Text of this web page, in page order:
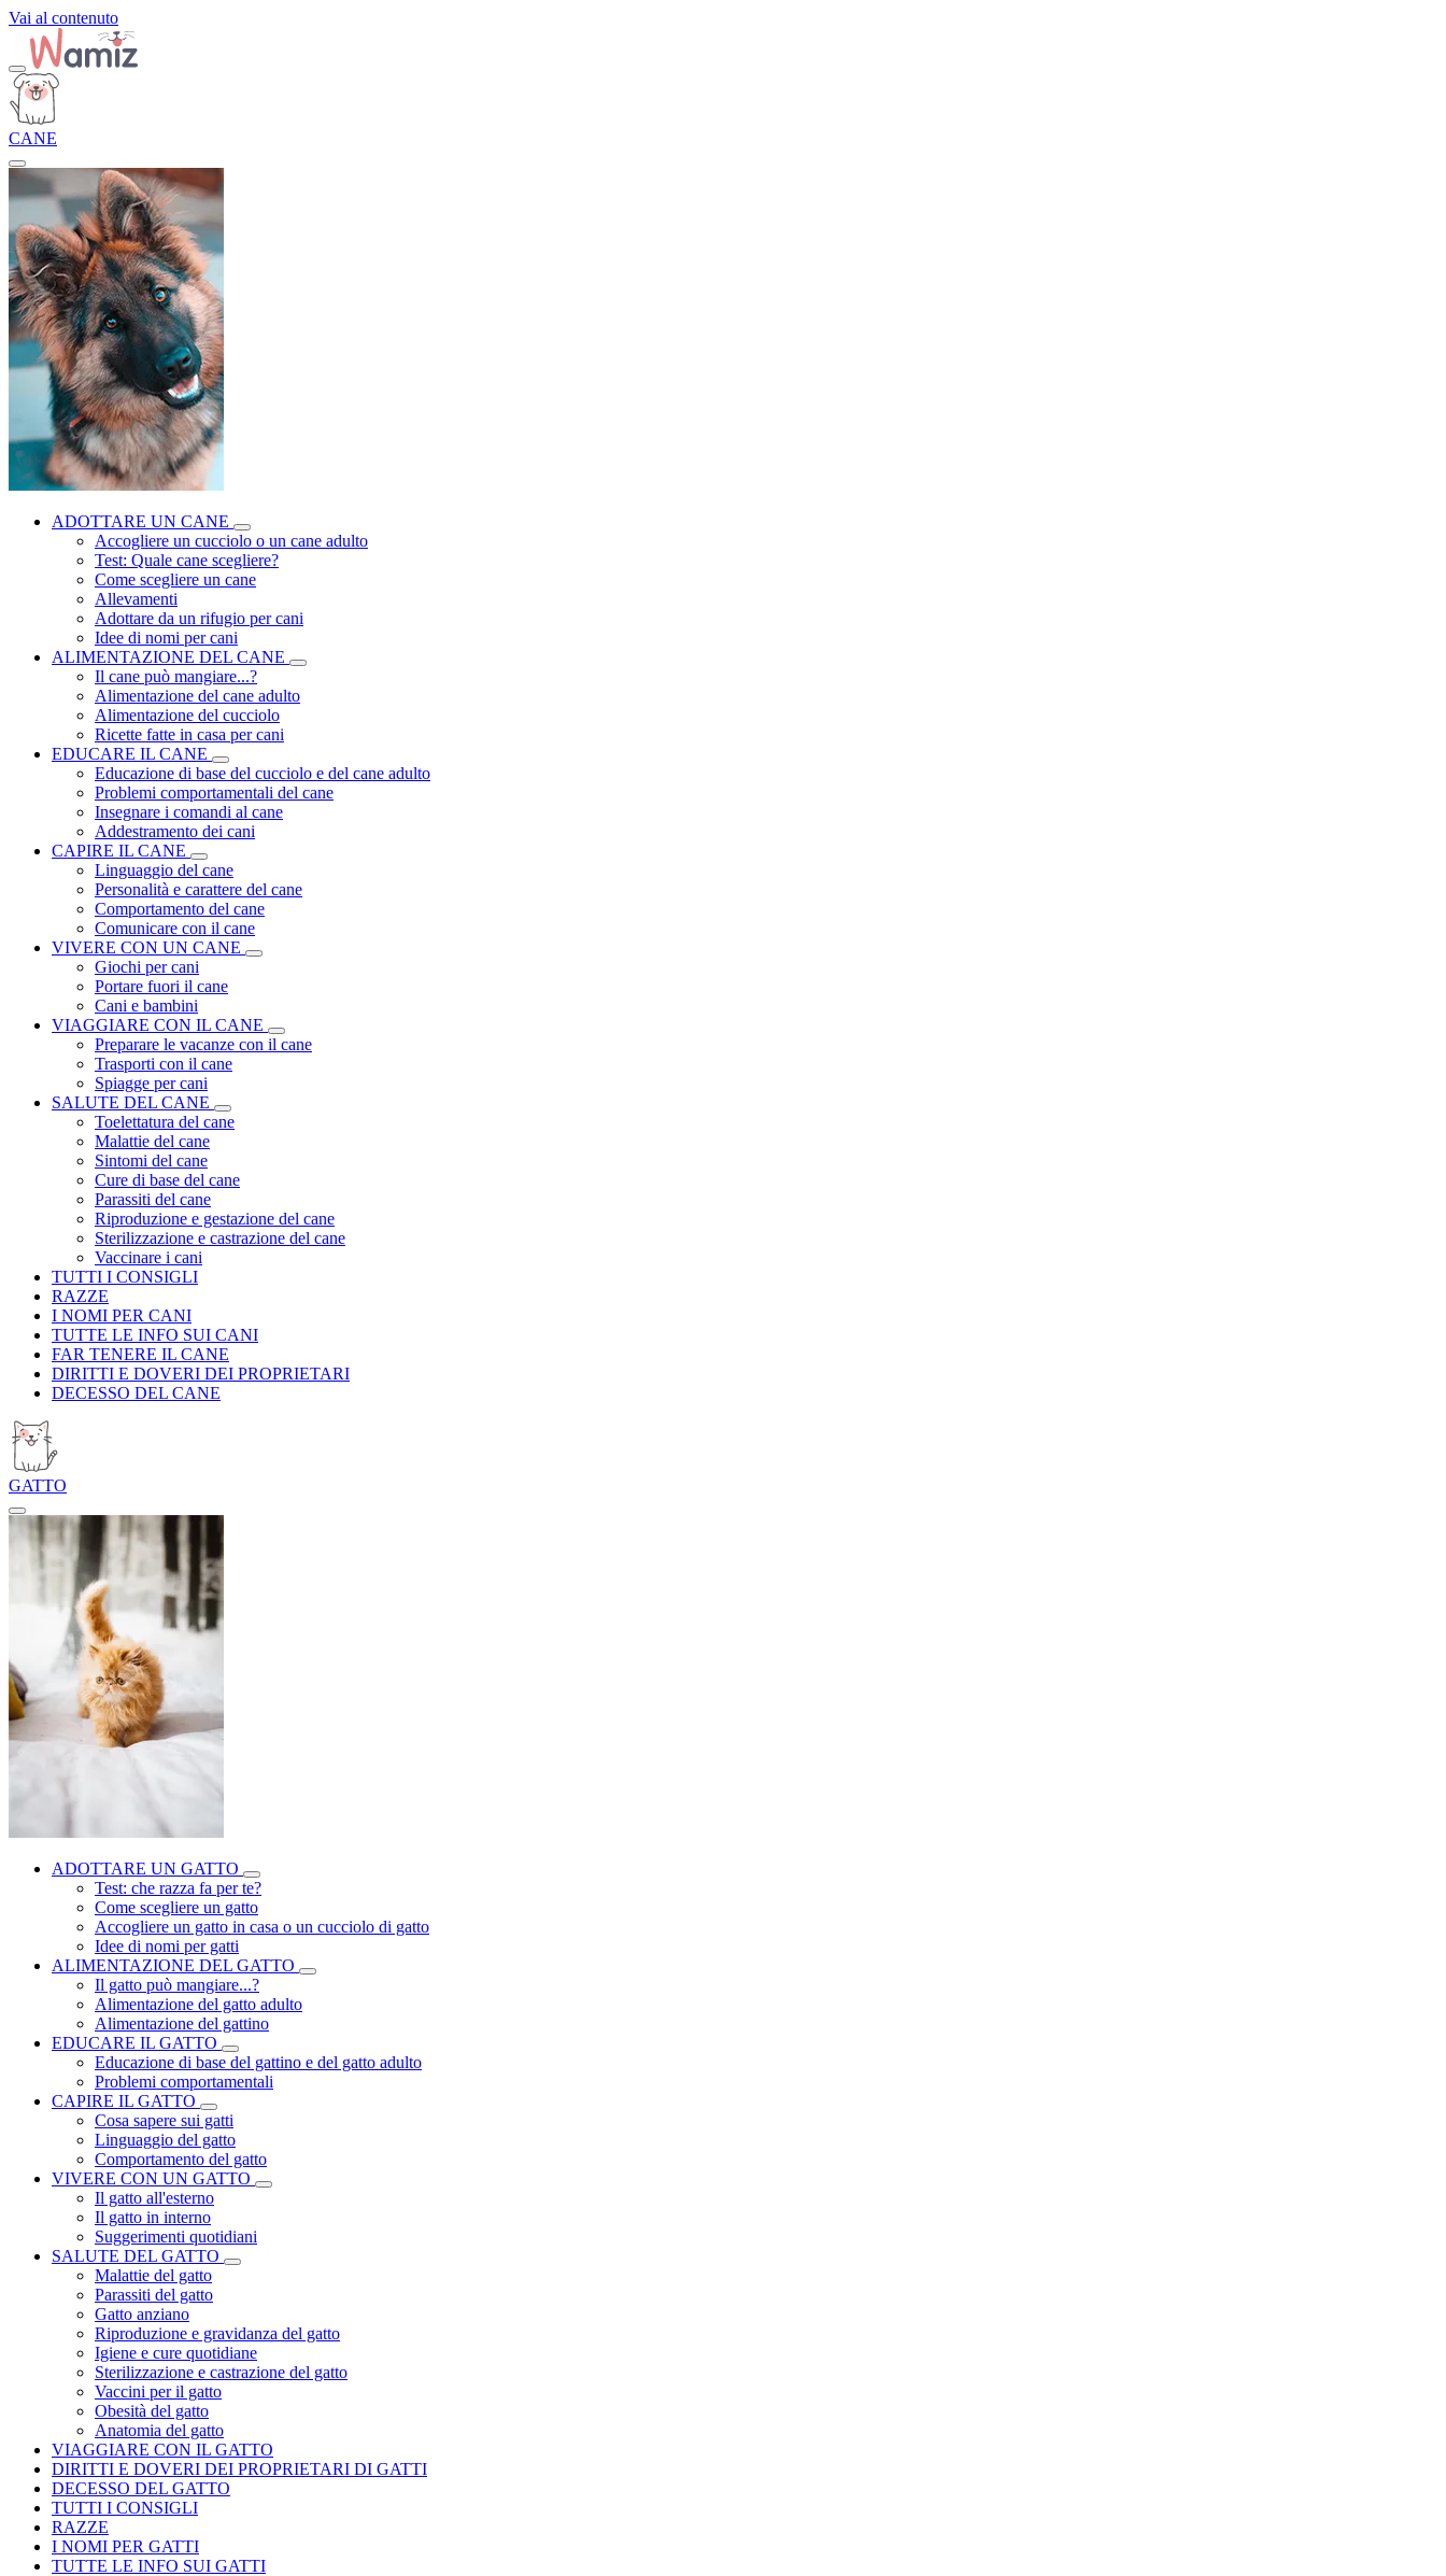
Vai al contenuto
CANE
ADOTTARE UN CANE
Accogliere un cucciolo o un cane adulto
Test: Quale cane scegliere?
Come scegliere un cane
Allevamenti
Adottare da un rifugio per cani
Idee di nomi per cani
ALIMENTAZIONE DEL CANE
Il cane può mangiare...?
Alimentazione del cane adulto
Alimentazione del cucciolo
Ricette fatte in casa per cani
EDUCARE IL CANE
Educazione di base del cucciolo e del cane adulto
Problemi comportamentali del cane
Insegnare i comandi al cane
Addestramento dei cani
CAPIRE IL CANE
Linguaggio del cane
Personalità e carattere del cane
Comportamento del cane
Comunicare con il cane
VIVERE CON UN CANE
Giochi per cani
Portare fuori il cane
Cani e bambini
VIAGGIARE CON IL CANE
Preparare le vacanze con il cane
Trasporti con il cane
Spiagge per cani
SALUTE DEL CANE
Toelettatura del cane
Malattie del cane
Sintomi del cane
Cure di base del cane
Parassiti del cane
Riproduzione e gestazione del cane
Sterilizzazione e castrazione del cane
Vaccinare i cani
TUTTI I CONSIGLI
RAZZE
I NOMI PER CANI
TUTTE LE INFO SUI CANI
FAR TENERE IL CANE
DIRITTI E DOVERI DEI PROPRIETARI
DECESSO DEL CANE
GATTO
ADOTTARE UN GATTO
Test: che razza fa per te?
Come scegliere un gatto
Accogliere un gatto in casa o un cucciolo di gatto
Idee di nomi per gatti
ALIMENTAZIONE DEL GATTO
Il gatto può mangiare...?
Alimentazione del gatto adulto
Alimentazione del gattino
EDUCARE IL GATTO
Educazione di base del gattino e del gatto adulto
Problemi comportamentali
CAPIRE IL GATTO
Cosa sapere sui gatti
Linguaggio del gatto
Comportamento del gatto
VIVERE CON UN GATTO
Il gatto all'esterno
Il gatto in interno
Suggerimenti quotidiani
SALUTE DEL GATTO
Malattie del gatto
Parassiti del gatto
Gatto anziano
Riproduzione e gravidanza del gatto
Igiene e cure quotidiane
Sterilizzazione e castrazione del gatto
Vaccini per il gatto
Obesità del gatto
Anatomia del gatto
VIAGGIARE CON IL GATTO
DIRITTI E DOVERI DEI PROPRIETARI DI GATTI
DECESSO DEL GATTO
TUTTI I CONSIGLI
RAZZE
I NOMI PER GATTI
TUTTE LE INFO SUI GATTI